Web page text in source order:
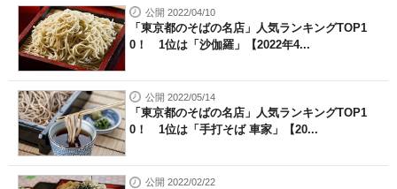
公開 2022/04/10
「東京都のそばの名店」人気ランキングTOP1
0！ 1位は「沙伽羅」【2022年4...
公開 2022/05/14
「東京都のそばの名店」人気ランキングTOP1
0！ 1位は「手打そば 車家」【20...
公開 2022/02/22